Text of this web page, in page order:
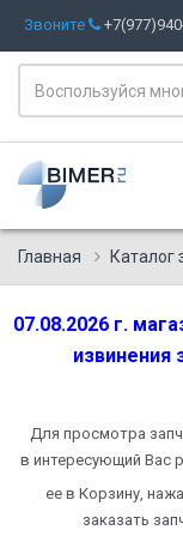
Звоните
Главная Каталог
07.08.2026 г.
извинения
Для просмотра
в интересующий Вас
ее в Корзину,
заказать